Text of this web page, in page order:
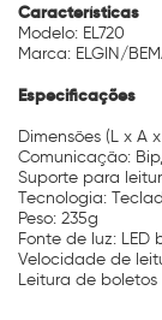
Características
Modelo: EL720
Marca: ELGIN/
Especificações
Dimensões (L x A
Comunicação:
Suporte para
Tecnologia:
Peso: 235g
Fonte de luz: LED
Velocidade de
Leitura de boletos